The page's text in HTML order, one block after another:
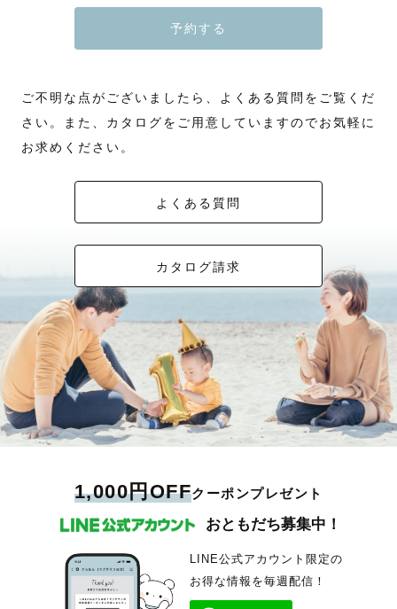
予約する
ご不明な点がございましたら、よくある質問をご覧くだ
さい。また、カタログをご用意していますのでお気軽に
お求めください。
よくある質問
カタログ請求
1,000円OFFクーポンプレゼント
おともだち募集中！
LINE公式アカウント限定の
お得な情報を毎週配信！